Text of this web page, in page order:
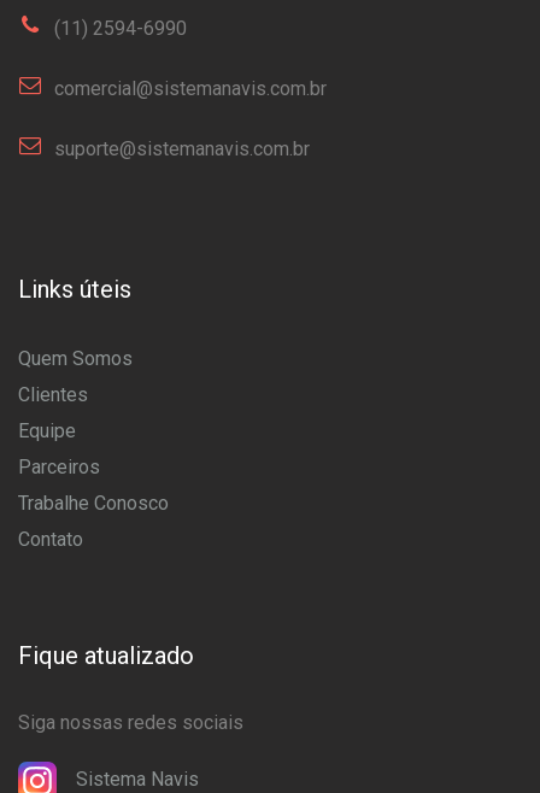
(11) 2594-6990
comercial@sistemanavis.com.br
suporte@sistemanavis.com.br
Links úteis
Quem Somos
Clientes
Equipe
Parceiros
Trabalhe Conosco
Contato
Fique atualizado
Siga nossas redes sociais
Sistema Navis